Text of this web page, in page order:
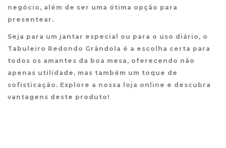
negócio, além de ser uma ótima opção para
presentear.
Seja para um jantar especial ou para o uso diário, o
Tabuleiro Redondo Grândola é a escolha certa para
todos os amantes da boa mesa, oferecendo não
apenas utilidade, mas também um toque de
sofisticação. Explore a nossa loja online e descubra
vantagens deste produto!